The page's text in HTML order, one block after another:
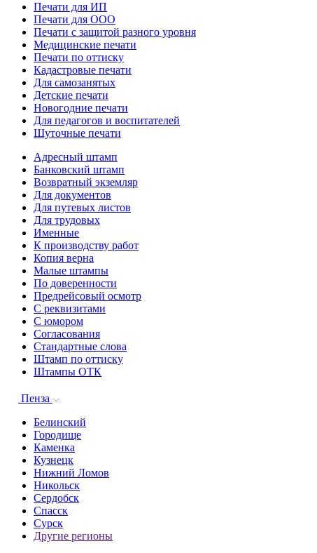
Печати для ИП
Печати для ООО
Печати с защитой разного уровня
Медицинские печати
Печати по оттиску
Кадастровые печати
Для самозанятых
Детские печати
Новогодние печати
Для педагогов и воспитателей
Шуточные печати
Адресный штамп
Банковский штамп
Возвратный экземляр
Для документов
Для путевых листов
Для трудовых
Именные
К производству работ
Копия верна
Малые штампы
По доверенности
Предрейсовый осмотр
С реквизитами
С юмором
Согласования
Стандартные слова
Штамп по оттиску
Штампы ОТК
Пенза
Белинский
Городище
Каменка
Кузнецк
Нижний Ломов
Никольск
Сердобск
Спасск
Сурск
Другие регионы